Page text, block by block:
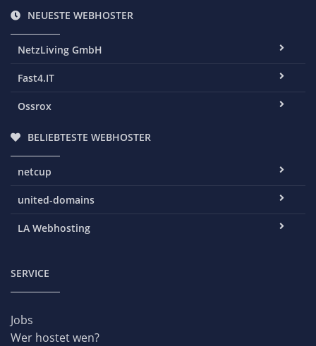
NEUESTE WEBHOSTER
NetzLiving GmbH
Fast4.IT
Ossrox
BELIEBTESTE WEBHOSTER
netcup
united-domains
LA Webhosting
SERVICE
Jobs
Wer hostet wen?